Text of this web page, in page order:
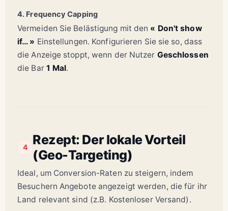
4. Frequency Capping
Vermeiden Sie Belästigung mit den « Don't show
if… » Einstellungen. Konfigurieren Sie sie so, dass
die Anzeige stoppt, wenn der Nutzer Geschlossen
die Bar 1 Mal.
4
Rezept: Der lokale Vorteil
(Geo-Targeting)
Ideal, um Conversion-Raten zu steigern, indem
Besuchern Angebote angezeigt werden, die für ihr
Land relevant sind (z.B. Kostenloser Versand).